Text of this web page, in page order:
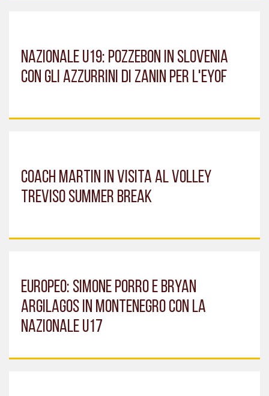
NAZIONALE U19: POZZEBON IN SLOVENIA
CON GLI AZZURRINI DI ZANIN PER L'EYOF
COACH MARTIN IN VISITA AL VOLLEY
TREVISO SUMMER BREAK
EUROPEO: SIMONE PORRO E BRYAN
ARGILAGOS IN MONTENEGRO CON LA
NAZIONALE U17